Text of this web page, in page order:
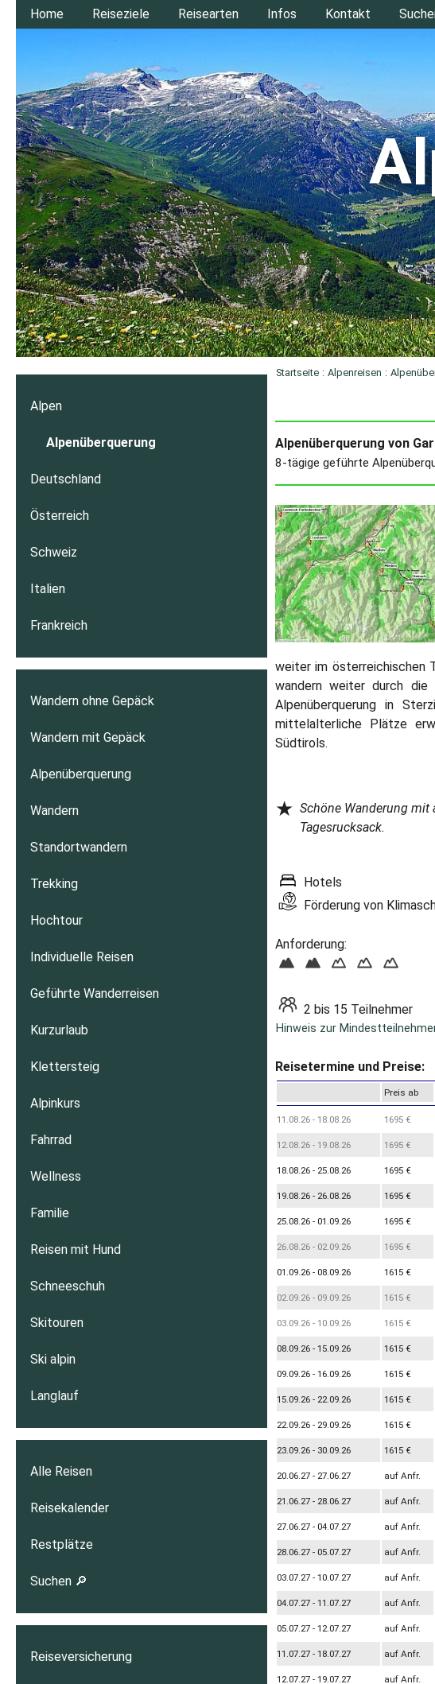
Home Reiseziele Reisearten Infos Kontakt
Startseite : Alpenreisen :
Alpenüberquerung von
8-tägige geführte
weiter im österreichischen
wandern weiter durch die
Alpenüberquerung in
mittelalterliche Plätze
Südtirols.
★ Schöne Wanderung
Tagesrucksack.
Hotels
Förderung von
Anforderung:
2 bis 15 Teilnehmer
Hinweis zur
Reisetermine und Preise:
Preis ab
11.08.26 - 18.08.26 1695 €
12.08.26 - 19.08.26 1695 €
18.08.26 - 25.08.26 1695 €
19.08.26 - 26.08.26 1695 €
25.08.26 - 01.09.26 1695 €
26.08.26 - 02.09.26 1695 €
01.09.26 - 08.09.26 1615 €
02.09.26 - 09.09.26 1615 €
03.09.26 - 10.09.26 1615 €
08.09.26 - 15.09.26 1615 €
09.09.26 - 16.09.26 1615 €
15.09.26 - 22.09.26 1615 €
22.09.26 - 29.09.26 1615 €
23.09.26 - 30.09.26 1615 €
20.06.27 - 27.06.27 auf Anfr.
21.06.27 - 28.06.27 auf Anfr.
27.06.27 - 04.07.27 auf Anfr.
28.06.27 - 05.07.27 auf Anfr.
03.07.27 - 10.07.27 auf Anfr.
04.07.27 - 11.07.27 auf Anfr.
05.07.27 - 12.07.27 auf Anfr.
11.07.27 - 18.07.27 auf Anfr.
12.07.27 - 19.07.27 auf Anfr.
Alpen
Alpenüberquerung
Deutschland
Österreich
Schweiz
Italien
Frankreich
Wandern ohne Gepäck
Wandern mit Gepäck
Alpenüberquerung
Wandern
Standortwandern
Trekking
Hochtour
Individuelle Reisen
Geführte Wanderreisen
Kurzurlaub
Klettersteig
Alpinkurs
Fahrrad
Wellness
Familie
Reisen mit Hund
Schneeschuh
Skitouren
Ski alpin
Langlauf
Alle Reisen
Reisekalender
Restplätze
Suchen 🔎
Reiseversicherung